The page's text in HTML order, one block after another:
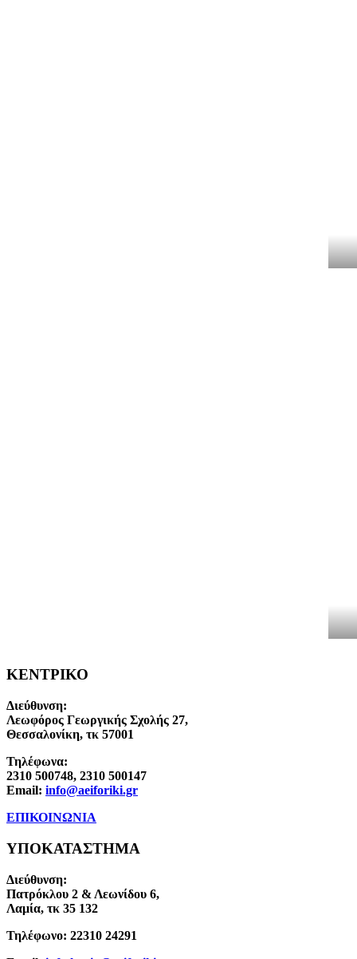
ΚΕΝΤΡΙΚΟ
Διεύθυνση:
Λεωφόρος Γεωργικής Σχολής 27,
Θεσσαλονίκη, τκ 57001
Τηλέφωνα:
2310 500748, 2310 500147
Email: info@aeiforiki.gr
ΕΠΙΚΟΙΝΩΝΙΑ
ΥΠΟΚΑΤΑΣΤΗΜΑ
Διεύθυνση:
Πατρόκλου 2 & Λεωνίδου 6,
Λαμία, τκ 35 132
Τηλέφωνο: 22310 24291